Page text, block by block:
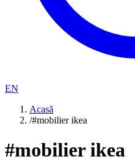
EN
Acasă
/#mobilier ikea
#mobilier ikea